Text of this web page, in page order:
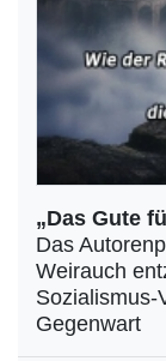
„Das Gute
Das
Weirauch
Sozialismus-
Gegenwart